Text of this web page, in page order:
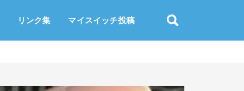
リンク集 マイスイッチ投稿